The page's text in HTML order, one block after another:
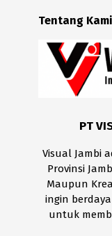
Tentang Kami
PT
Visual Jambi
Provinsi
Maupun
ingin
untuk